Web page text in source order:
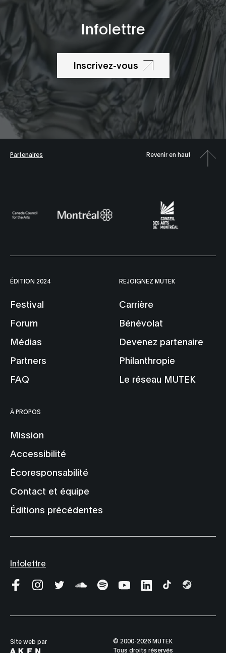
Infolettre
Inscrivez-vous
Partenaires Revenir en haut
ÉDITION 2024
Festival
Forum
Médias
Partners
FAQ
REJOIGNEZ MUTEK
Carrière
Bénévolat
Devenez partenaire
Philanthropie
Le réseau MUTEK
À PROPOS
Mission
Accessibilité
Écoresponsabilité
Contact et équipe
Éditions précédentes
Infolettre
Site web par
© 2000-2026 MUTEK
Tous droits réservés